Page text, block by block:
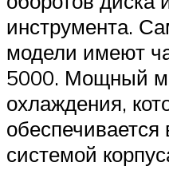
инструмента.
модели имеют
5000. Мощный
охлаждения,
системой